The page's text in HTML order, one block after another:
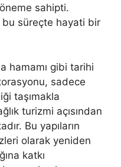
sahipti.
bu süreçte hayati bir
hamamı gibi tarihi
sadece
taşımakla
turizmi açısından
Bu yapıların
olarak yeniden
katkı